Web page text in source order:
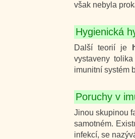
však nebyla
Hygienická
Další teorií je
vystaveny
imunitní systém
Poruchy v
Jinou skupinou
samotném.
infekcí, se